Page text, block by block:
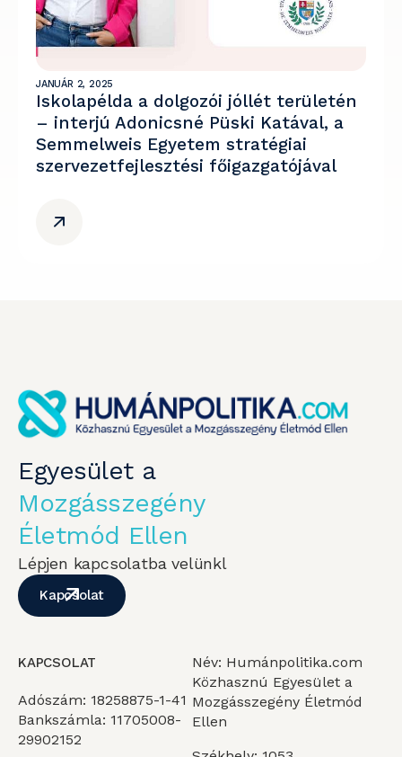
JANUÁR 2, 2025
Iskolapélda a dolgozói jóllét területén
– interjú Adonicsné Püski Katával, a
Semmelweis Egyetem stratégiai
szervezetfejlesztési főigazgatójával
Egyesület a
Mozgásszegény
Életmód Ellen
Lépjen kapcsolatba velünkl
Kapcsolat
KAPCSOLAT
Adószám: 18258875-1-41
Bankszámla: 11705008-
29902152
Név: Humánpolitika.com
Közhasznú Egyesület a
Mozgásszegény Életmód
Ellen